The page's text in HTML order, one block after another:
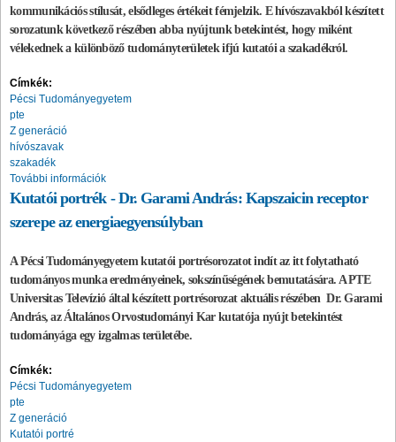
kommunikációs stílusát, elsődleges értékeit fémjelzik. E hívószavakból készített
sorozatunk következő részében abba nyújtunk betekintést, hogy miként
vélekednek a különböző tudományterületek ifjú kutatói a szakadékról.
Címkék:
Pécsi Tudományegyetem
pte
Z generáció
hívószavak
szakadék
További információk
Kutatói portrék - Dr. Garami András: Kapszaicin receptor
szerepe az energiaegyensúlyban
A Pécsi Tudományegyetem kutatói portrésorozatot indít az itt folytatható
tudományos munka eredményeinek, sokszínűségének bemutatására. A PTE
Universitas Televízió által készített portrésorozat aktuális részében Dr. Garami
András, az Általános Orvostudományi Kar kutatója nyújt betekintést
tudományága egy izgalmas területébe.
Címkék:
Pécsi Tudományegyetem
pte
Z generáció
Kutatói portré